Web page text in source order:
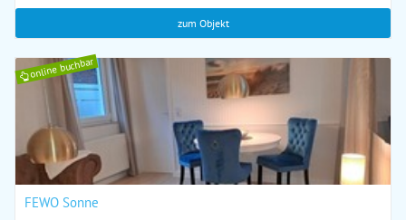
zum Objekt
online buchbar
FEWO Sonne